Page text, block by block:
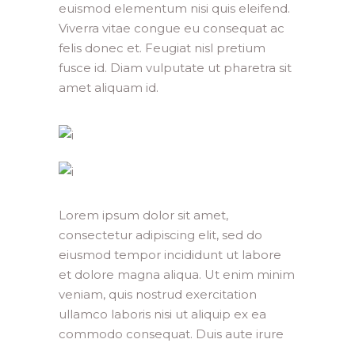
euismod elementum nisi quis eleifend.
Viverra vitae congue eu consequat ac
felis donec et. Feugiat nisl pretium
fusce id. Diam vulputate ut pharetra sit
amet aliquam id.
Lorem ipsum dolor sit amet,
consectetur adipiscing elit, sed do
eiusmod tempor incididunt ut labore
et dolore magna aliqua. Ut enim minim
veniam, quis nostrud exercitation
ullamco laboris nisi ut aliquip ex ea
commodo consequat. Duis aute irure